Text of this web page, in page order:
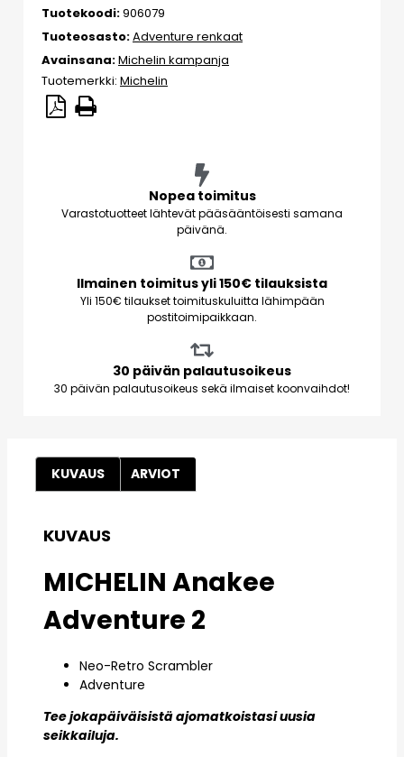
Tuotekoodi:906079
Tuoteosasto:Adventure renkaat
Avainsana:Michelin kampanja
Tuotemerkki: Michelin
Nopea toimitus
Varastotuotteet lähtevät pääsääntöisesti samana
päivänä.
Ilmainen toimitus yli 150€ tilauksista
Yli 150€ tilaukset toimituskuluitta lähimpään
postitoimipaikkaan.
30 päivän palautusoikeus
30 päivän palautusoikeus sekä ilmaiset koonvaihdot!
KUVAUS ARVIOT
KUVAUS
MICHELIN Anakee
Adventure 2
Neo-Retro Scrambler
Adventure
Tee jokapäiväisistä ajomatkoistasi uusia
seikkailuja.